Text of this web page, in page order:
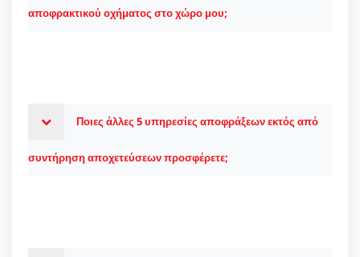
αποφρακτικού οχήματος στο χώρο μου;
Ποιες άλλες 5 υπηρεσίες αποφράξεων εκτός από
συντήρηση αποχετεύσεων προσφέρετε;